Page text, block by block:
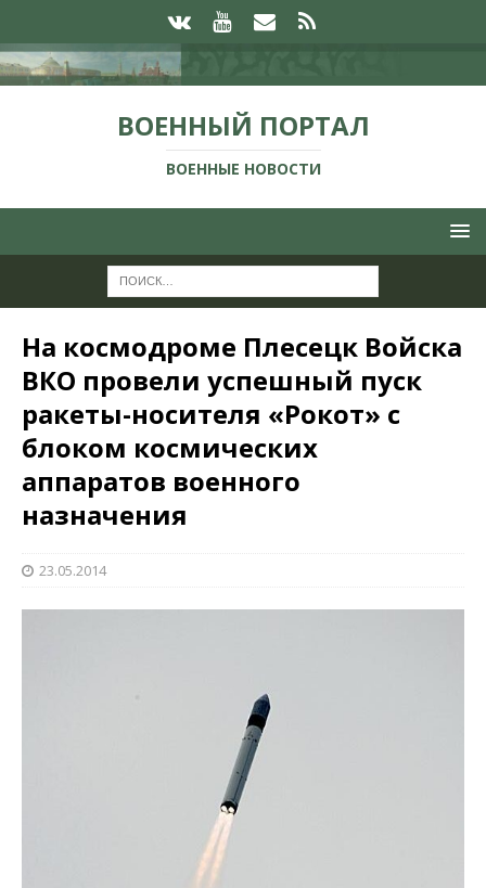
ВОЕННЫЙ ПОРТАЛ
ВОЕННЫЕ НОВОСТИ
На космодроме Плесецк Войска
ВКО провели успешный пуск
ракеты-носителя «Рокот» с
блоком космических
аппаратов военного
назначения
23.05.2014